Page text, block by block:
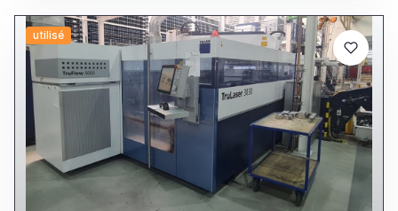
utilisé